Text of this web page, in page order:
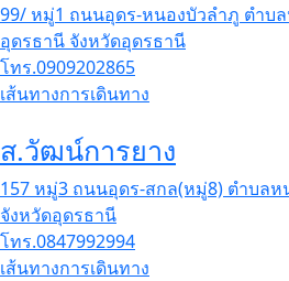
99/ หมู่1 ถนนอุดร-หนองบัวลำภู ตำบล
อุดรธานี จังหวัดอุดรธานี
โทร.0909202865
เส้นทางการเดินทาง
ส.วัฒน์การยาง
157 หมู่3 ถนนอุดร-สกล(หมู่8) ตำบลห
จังหวัดอุดรธานี
โทร.0847992994
เส้นทางการเดินทาง